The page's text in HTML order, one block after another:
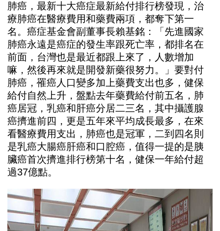
肺癌，最新十大癌症最新給付排行榜發現，治
療肺癌在醫療費用和藥費兩項，都奪下第一
名。癌症基金會副董事長賴基銘：「先進國家
肺癌永遠是癌症的發生率跟死亡率，都排名在
前面，台灣也是最近都跟上來了，人數增加
嘛，然後再來就是開發新藥很努力。」要對付
肺癌，罹癌人口變多加上藥費支出也多，健保
給付自然上升，盤點去年藥費給付前五名，肺
癌居冠，乳癌和肝癌分居二三名，其中攝護腺
癌擠進前四，更是五年來平均成長最多，在來
看醫療費用支出，肺癌也是冠軍，二到四名則
是乳癌大腸癌肝癌和口腔癌，值得一提的是胰
臟癌首次擠進排行榜第十名，健保一年給付超
過37億點。